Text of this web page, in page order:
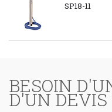
SP18-11
BESOIN
D'UN DEVIS